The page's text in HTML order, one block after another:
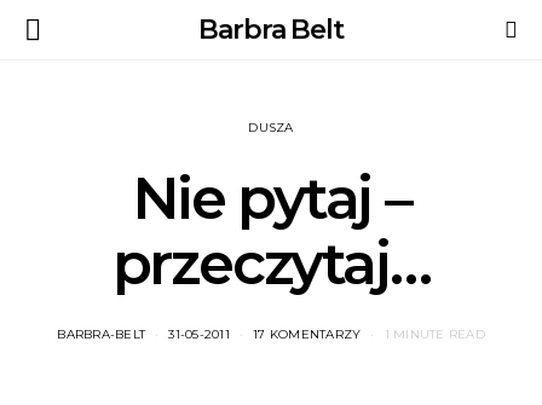
Barbra Belt
DUSZA
Nie pytaj –
przeczytaj…
BARBRA-BELT 31-05-2011 17 KOMENTARZY 1 MINUTE READ